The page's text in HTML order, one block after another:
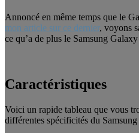
Annoncé en même temps que le
mon article sur ce dernier, voyons
ce qu’a de plus le Samsung
Caractéristiques
Voici un rapide tableau que vous
différentes spécificités du Samsung